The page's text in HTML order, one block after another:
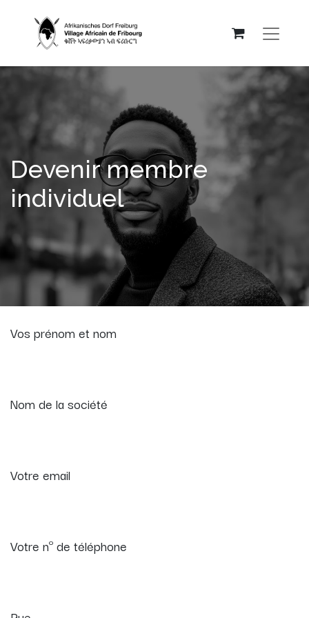
Devenir membre
individuel
Vos prénom et nom
Nom de la société
Votre email
Votre nº de téléphone